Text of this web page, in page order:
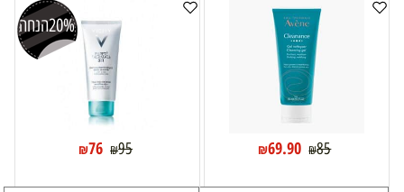
₪85
₪69.90
20%הנחה
₪95
₪76